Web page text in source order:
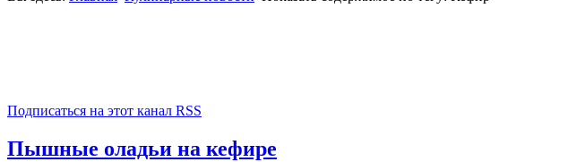
Подписаться на этот канал RSS
Пышные оладьи на кефире